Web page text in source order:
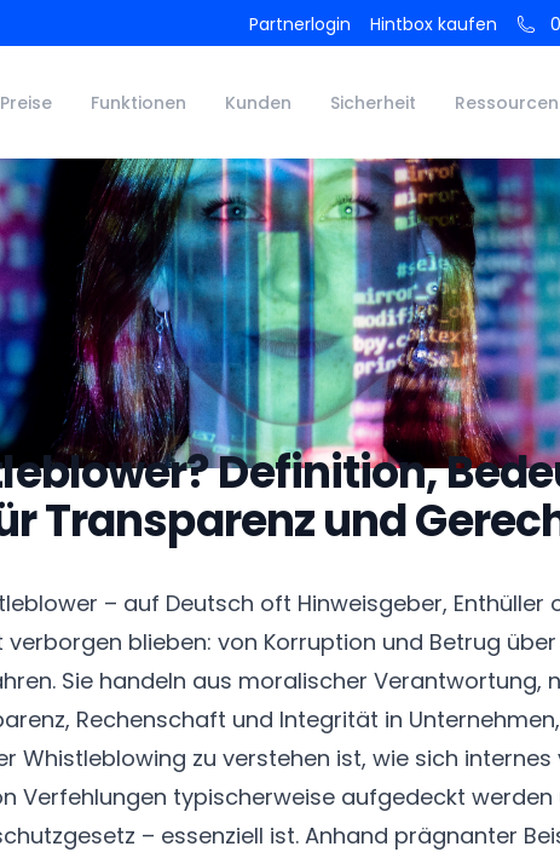
Partnerlogin Hintbox kaufen
Preise Funktionen Kunden Sicherheit Ressourcen
Inhaltsverzeichnis
Definition,
Transparenz und
– auf Deutsch oft Hinweisgeber, Enthüller
blieben: von Korruption und Betrug
Sie handeln aus moralischer Verantwortung,
Rechenschaft und Integrität in
Whistleblowing zu verstehen ist, wie sich
Verfehlungen typischerweise aufgedeckt
– essenziell ist. Anhand prägnanter